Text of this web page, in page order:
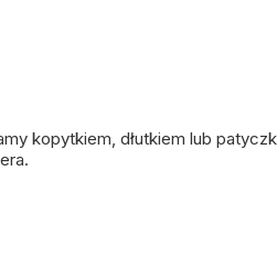
kopytkiem, dłutkiem lub